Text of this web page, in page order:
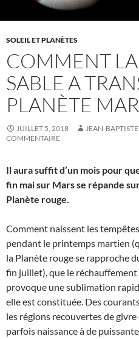
SOLEIL ET PLANÈTES
COMMENT
SABLE A
PLANÈTE
JUILLET 5, 2018 JEAN-
COMMENTAIRE
Il aura suffit d’un mois pour
fin mai sur Mars se répande
Planète rouge.
Comment naissent les
pendant le printemps martien
la Planète rouge se rapproche
fin juillet), que le
provoque une sublimation
elle est constituée. Des
les régions recouvertes de
parfois naissance à de